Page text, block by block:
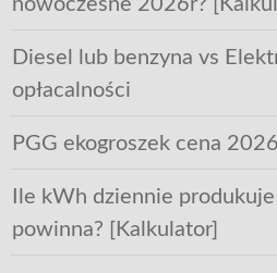
Diesel lub benzyna vs
opłacalności
PGG ekogroszek cena
Ile kWh dziennie
powinna? [Kalkulator]